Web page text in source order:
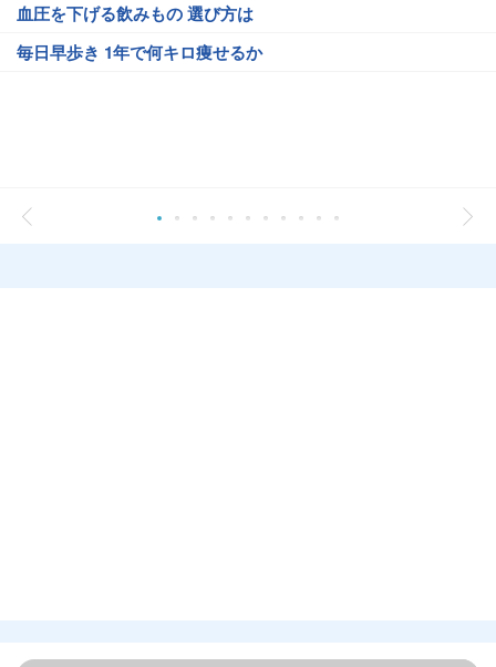
血圧を下げる飲みもの 選び方は
毎日早歩き 1年で何キロ痩せるか